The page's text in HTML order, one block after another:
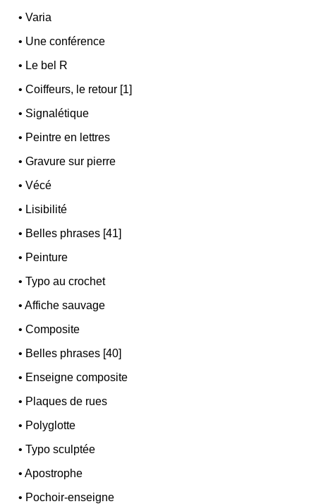
•Varia
• Une conférence
• Le bel R
•Coiffeurs, le retour [1]
• Signalétique
• Peintre en lettres
•Gravure sur pierre
•Vécé
• Lisibilité
• Belles phrases [41]
• Peinture
•Typo au crochet
•Affiche sauvage
•Composite
• Belles phrases [40]
• Enseigne composite
• Plaques de rues
• Polyglotte
•Typo sculptée
•Apostrophe
• Pochoir-enseigne